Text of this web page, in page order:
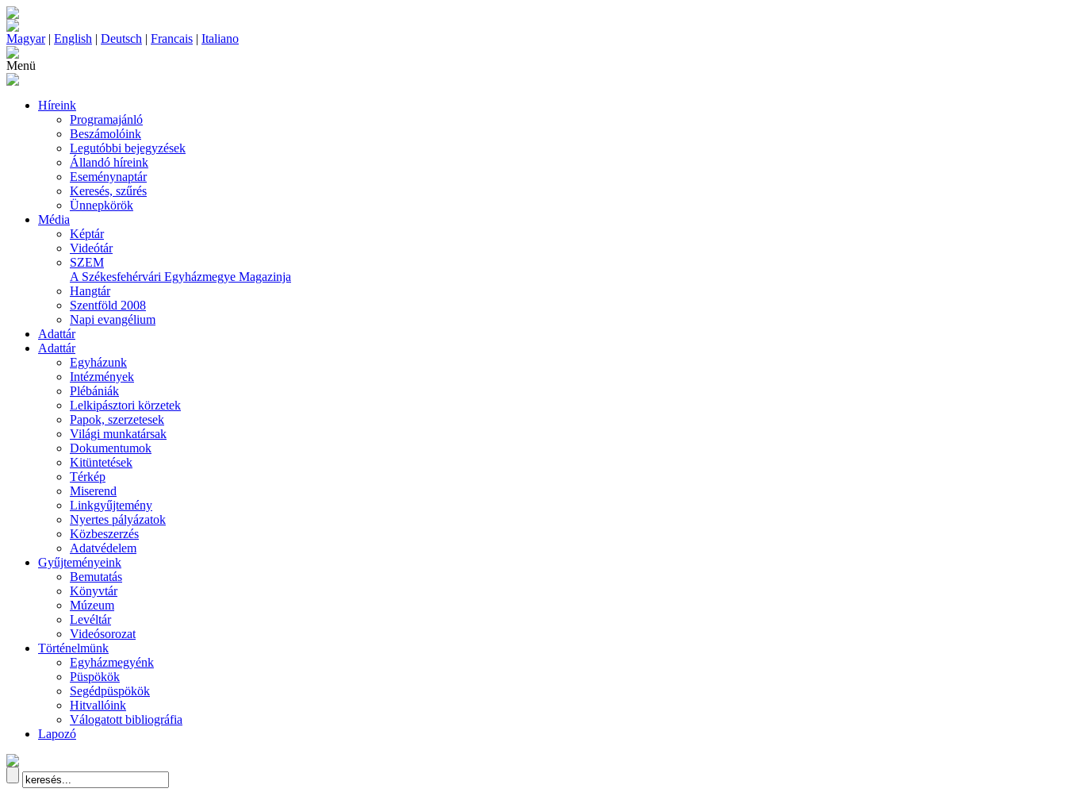
Magyar| English | Deutsch | Francais | Italiano
Menü
Híreink
Programajánló
Beszámolóink
Legutóbbi bejegyzések
Állandó híreink
Eseménynaptár
Keresés, szűrés
Ünnepkörök
Média
Képtár
Videótár
SZEM
A Székesfehérvári Egyházmegye Magazinja
Hangtár
Szentföld 2008
Napi evangélium
Adattár
Adattár
Egyházunk
Intézmények
Plébániák
Lelkipásztori körzetek
Papok, szerzetesek
Világi munkatársak
Dokumentumok
Kitüntetések
Térkép
Miserend
Linkgyűjtemény
Nyertes pályázatok
Közbeszerzés
Adatvédelem
Gyűjteményeink
Bemutatás
Könyvtár
Múzeum
Levéltár
Videósorozat
Történelmünk
Egyházmegyénk
Püspökök
Segédpüspökök
Hitvallóink
Válogatott bibliográfia
Lapozó